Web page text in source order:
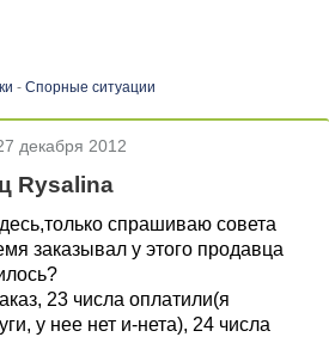
- Спорные ситуации
декабря 2012
Rysalina
спрашиваю совета
заказывал у этого продавца
23 числа оплатили(я
у нее нет и-нета), 24 числа